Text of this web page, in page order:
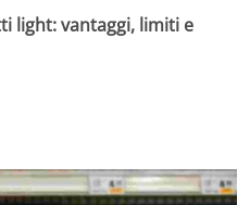
light: vantaggi, limiti e